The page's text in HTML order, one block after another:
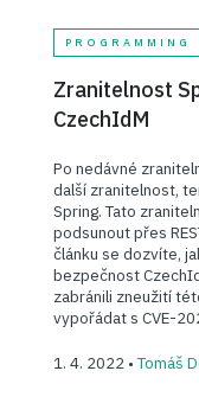
PROGRAMMING
Zranitelnost
CzechIdM
Po nedávné
další zranitelnost,
Spring. Tato
podsunout přes
článku se dozvíte,
bezpečnost
zabránili zneužití
vypořádat s CVE-
1. 4. 2022 •Tomáš